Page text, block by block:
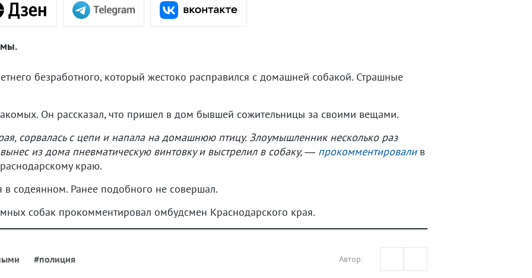
безработного, который жестоко расправился с домашней собакой. Страшные
Он рассказал, что пришел в дом бывшей сожительницы за своими вещами.
сорвалась с цепи и напала на домашнюю птицу. Злоумышленник несколько раз
из дома пневматическую винтовку и выстрелил в собаку,― прокомментировалив
краю.
в содеянном. Ранее подобного не совершал.
собак прокомментировал омбудсмен Краснодарского края.
#полиция Автор: